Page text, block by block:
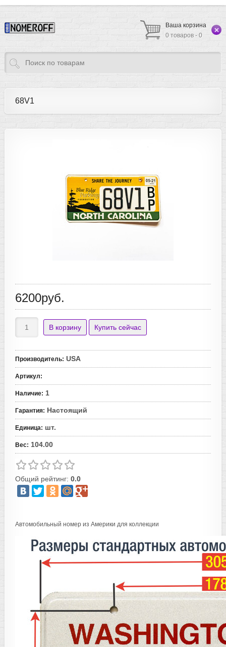
Ваша корзина
0 товаров - 0
68V1
6200руб.
Производитель: USA
Артикул:
Наличие: 1
Гарантия: Настоящий
Единица: шт.
Вес: 104.00
Общий рейтинг: 0.0
Автомобильный номер из Америки для коллекции